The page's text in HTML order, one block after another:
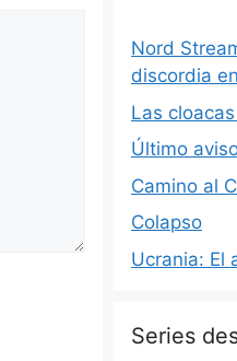
Nord
discordia
Las
Último
Camino al
Colapso
Ucrania: El
Series